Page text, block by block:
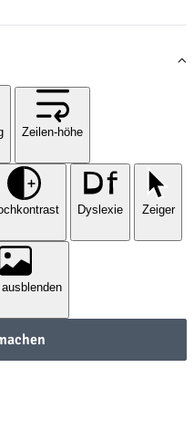
Zeilen-höhe
Dyslexie Zeiger